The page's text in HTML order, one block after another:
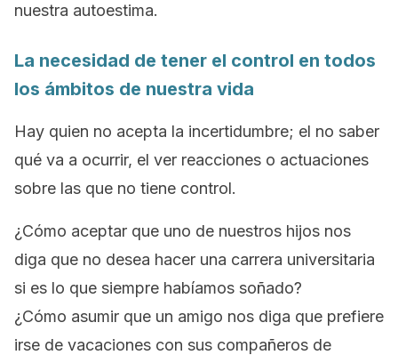
nuestra autoestima.
La necesidad de tener el control en todos
los ámbitos de nuestra vida
Hay quien no acepta la incertidumbre; el no saber
qué va a ocurrir, el ver reacciones o actuaciones
sobre las que no tiene control.
¿Cómo aceptar que uno de nuestros hijos nos
diga que no desea hacer una carrera universitaria
si es lo que siempre habíamos soñado?
¿Cómo asumir que un amigo nos diga que prefiere
irse de vacaciones con sus compañeros de